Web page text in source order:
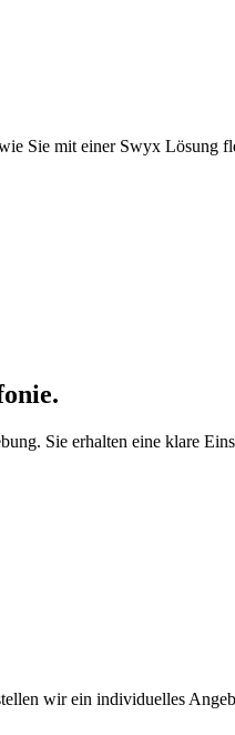
Sie mit einer Swyx
Sie erhalten eine klare
wir ein individuelles